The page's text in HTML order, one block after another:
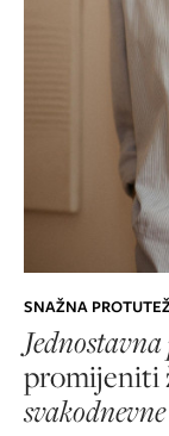
SNAŽNA
promijeniti